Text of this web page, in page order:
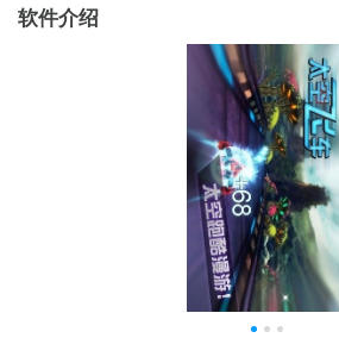
软件介绍